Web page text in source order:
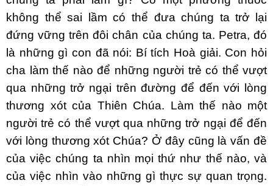
không thể sai lầm có thể đưa chúng ta trở lại
đứng vững trên đôi chân của chúng ta. Petra, đó
là những gì con đã nói: Bí tích Hoà giải. Con hỏi
cha làm thế nào để những người trẻ có thể vượt
qua những trở ngại trên đường để đến với lòng
thương xót của Thiên Chúa. Làm thế nào một
người trẻ có thể vượt qua những trở ngại để đến
với lòng thương xót Chúa? Ở đây cũng là vấn đề
của việc chúng ta nhìn mọi thứ như thế nào, và
của việc nhìn vào những gì thực sự quan trọng.